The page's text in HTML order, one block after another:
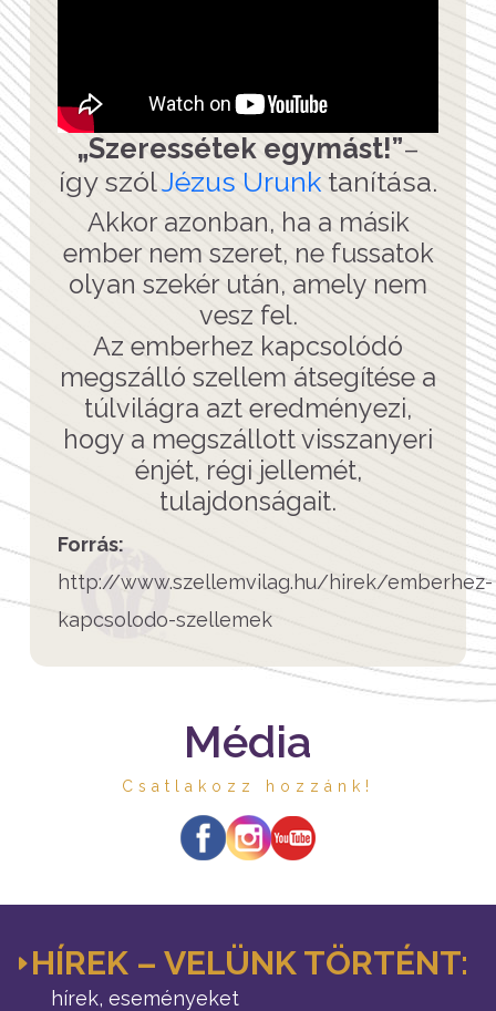
„Szeressétek egymást!”–
így szólJézus Urunk tanítása.
Akkor azonban, ha a másik
ember nem szeret, ne fussatok
olyan szekér után, amely nem
vesz fel.
Az emberhez kapcsolódó
megszálló szellem átsegítése a
túlvilágra azt eredményezi,
hogy a megszállott visszanyeri
énjét, régi jellemét,
tulajdonságait.
Forrás:
http://www.szellemvilag.hu/hirek/emberhez-
kapcsolodo-szellemek
Média
Csatlakozz hozzánk!
HÍREK – VELÜNK TÖRTÉNT:
hírek, eseményeket